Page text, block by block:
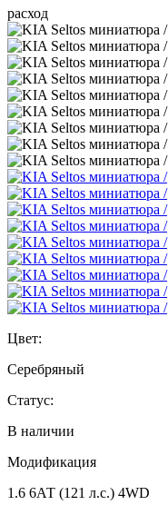
расход
Цвет:
Серебряный
Статус:
В наличии
Модификация
1.6 6АТ (121 л.с.) 4WD